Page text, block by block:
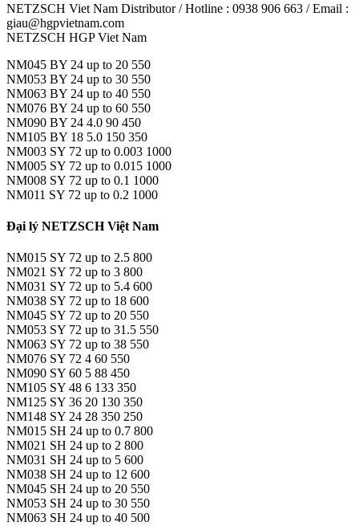
NETZSCH Viet Nam Distributor / Hotline : 0938 906 663 / Email :
giau@hgpvietnam.com
NETZSCH HGP Viet Nam
NM045 BY 24 up to 20 550
NM053 BY 24 up to 30 550
NM063 BY 24 up to 40 550
NM076 BY 24 up to 60 550
NM090 BY 24 4.0 90 450
NM105 BY 18 5.0 150 350
NM003 SY 72 up to 0.003 1000
NM005 SY 72 up to 0.015 1000
NM008 SY 72 up to 0.1 1000
NM011 SY 72 up to 0.2 1000
Đại lý NETZSCH Việt Nam
NM015 SY 72 up to 2.5 800
NM021 SY 72 up to 3 800
NM031 SY 72 up to 5.4 600
NM038 SY 72 up to 18 600
NM045 SY 72 up to 20 550
NM053 SY 72 up to 31.5 550
NM063 SY 72 up to 38 550
NM076 SY 72 4 60 550
NM090 SY 60 5 88 450
NM105 SY 48 6 133 350
NM125 SY 36 20 130 350
NM148 SY 24 28 350 250
NM015 SH 24 up to 0.7 800
NM021 SH 24 up to 2 800
NM031 SH 24 up to 5 600
NM038 SH 24 up to 12 600
NM045 SH 24 up to 20 550
NM053 SH 24 up to 30 550
NM063 SH 24 up to 40 500